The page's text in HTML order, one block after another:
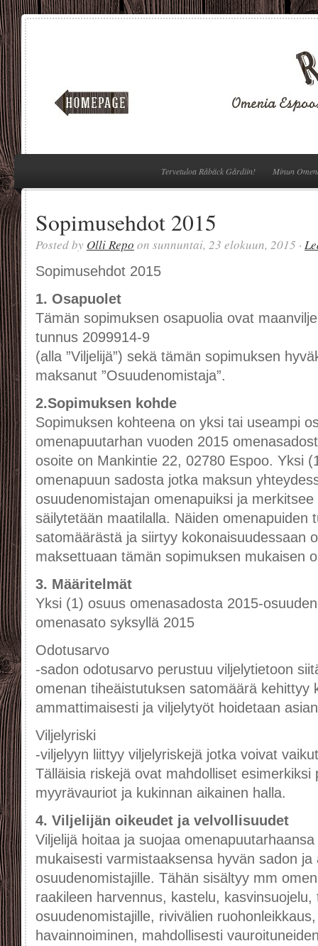
Tervetuloa Råbäck Gårdiin! Minun
Sopimusehdot 2015
Posted by Olli Repo on sunnuntai, 23 elokuun, 2015 ·
Sopimusehdot 2015
1. Osapuolet
Tämän sopimuksen osapuolia ovat
tunnus 2099914-9
(alla ”Viljelijä”) sekä tämän sopimuksen
maksanut ”Osuudenomistaja”.
2.Sopimuksen kohde
Sopimuksen kohteena on yksi tai useampi
omenapuutarhan vuoden 2015
osoite on Mankintie 22, 02780 Espoo. Yksi
omenapuun sadosta jotka maksun
osuudenomistajan omenapuiksi ja
säilytetään maatilalla. Näiden omenapuiden
satomäärästä ja siirtyy kokonaisuudessaan
maksettuaan tämän sopimuksen mukaisen
3. Määritelmät
Yksi (1) osuus omenasadosta 2015-
omenasato syksyllä 2015
Odotusarvo
-sadon odotusarvo perustuu viljelytietoon
omenan tiheäistutuksen satomäärä kehittyy
ammattimaisesti ja viljelytyöt hoidetaan
Viljelyriski
-viljelyyn liittyy viljelyriskejä jotka voivat
Tälläisia riskejä ovat mahdolliset esimerkiksi
myyrävauriot ja kukinnan aikainen halla.
4. Viljelijän oikeudet ja velvollisuudet
Viljelijä hoitaa ja suojaa
mukaisesti varmistaaksensa hyvän sadon
osuudenomistajille. Tähän sisältyy mm
raakileen harvennus, kastelu, kasvinsuojelu,
osuudenomistajille, rivivälien
havainnoiminen, mahdollisesti